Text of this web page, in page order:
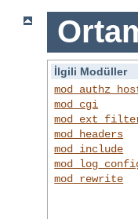
İlgili Modüller
mod_cgi
mod_headers
mod_include
mod_rewrite